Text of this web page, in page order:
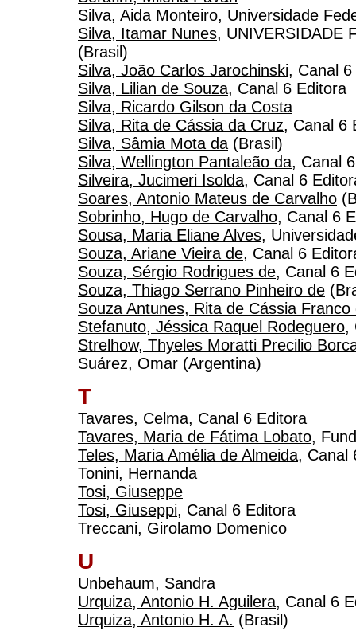
Silva, Aida Monteiro, Universidade
Silva, Itamar Nunes, UNIVERSIDADE
(Brasil)
Silva, João Carlos Jarochinski, Canal
Silva, Lilian de Souza, Canal 6 Editora
Silva, Ricardo Gilson da Costa
Silva, Rita de Cássia da Cruz, Canal 6
Silva, Sâmia Mota da(Brasil)
Silva, Wellington Pantaleão da, Canal
Silveira, Jucimeri Isolda, Canal 6
Soares, Antonio Mateus de Carvalho
Sobrinho, Hugo de Carvalho, Canal 6
Sousa, Maria Eliane Alves,
Souza, Ariane Vieira de, Canal 6
Souza, Sérgio Rodrigues de, Canal 6
Souza, Thiago Serrano Pinheiro de
Souza Antunes, Rita de Cássia Franco
Stefanuto, Jéssica Raquel Rodeguero,
Strelhow, Thyeles Moratti Precilio
Suárez, Omar (Argentina)
T
Tavares, Celma, Canal 6 Editora
Tavares, Maria de Fátima Lobato,
Teles, Maria Amélia de Almeida, Canal
Tonini, Hernanda
Tosi, Giuseppe
Tosi, Giuseppi, Canal 6 Editora
Treccani, Girolamo Domenico
U
Unbehaum, Sandra
Urquiza, Antonio H. Aguilera, Canal 6
Urquiza, Antonio H. A. (Brasil)